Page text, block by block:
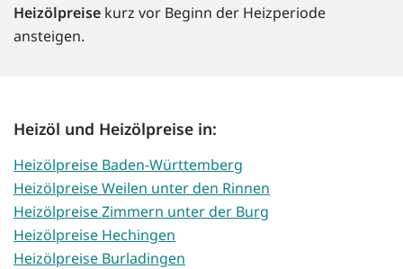
Heizölpreise kurz vor Beginn der Heizperiode
ansteigen.
Heizöl und Heizölpreise in:
Heizölpreise Baden-Württemberg
Heizölpreise Weilen unter den Rinnen
Heizölpreise Zimmern unter der Burg
Heizölpreise Hechingen
Heizölpreise Burladingen